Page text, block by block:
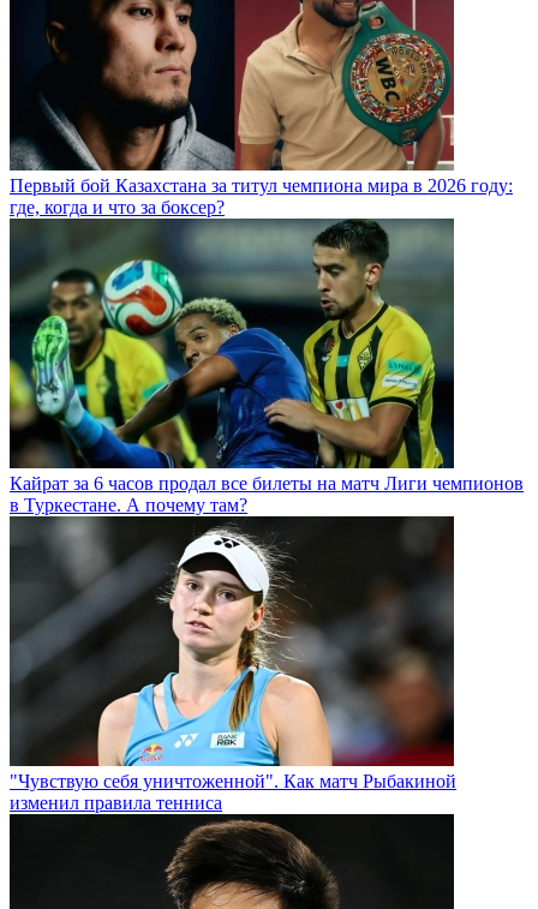
Первый бой Казахстана за титул чемпиона мира в 2026 году:
где, когда и что за боксер?
Кайрат за 6 часов продал все билеты на матч Лиги чемпионов
в Туркестане. А почему там?
"Чувствую себя уничтоженной". Как матч Рыбакиной
изменил правила тенниса